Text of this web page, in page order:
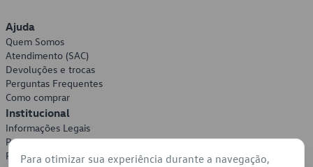
Ajuda
Quem Somos
Atendimento (SAC)
Devoluções e trocas
Perguntas Frequentes
Como comprar
Institucional
Informações Legais
Política de Privacidade
Política de Cookies
Para otimizar sua experiência durante a navegação,